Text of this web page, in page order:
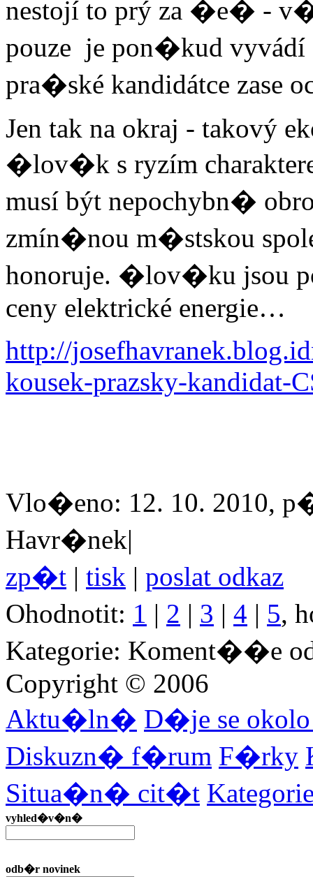
nestojí to prý za �e� -
pouze je pon�kud vyvádí
pra�ské kandidátce zase
Jen tak na okraj - takový
�lov�k s ryzím
musí být nepochybn�
zmín�nou m�stskou
honoruje. �lov�ku jsou
ceny elektrické energie…
http://
kousek-prazsky-kandidat-
Vlo�eno: 12. 10. 2010,
Havr�nek|
zp�t | tisk | poslat odkaz
Ohodnotit: 1 | 2 | 3 | 4 | 5,
Kategorie: Koment��e
Copyright © 2006
Aktu�ln� D�je se
Diskuzn� f�rum F�rky
Situa�n� cit�t
vyhled�v�n�
odb�r novinek